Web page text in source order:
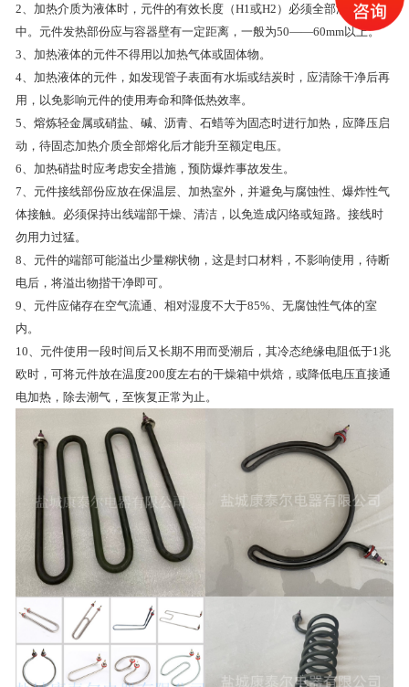
2、加热介质为液体时，元件的有效长度（H1或H2）必须全部浸在液体
中。元件发热部份应与容器壁有一定距离，一般为50——60mm以上。
3、加热液体的元件不得用以加热气体或固体物。
4、加热液体的元件，如发现管子表面有水垢或结炭时，应清除干净后再
用，以免影响元件的使用寿命和降低热效率。
5、熔炼轻金属或硝盐、碱、沥青、石蜡等为固态时进行加热，应降压启
动，待固态加热介质全部熔化后才能升至额定电压。
6、加热硝盐时应考虑安全措施，预防爆炸事故发生。
7、元件接线部份应放在保温层、加热室外，并避免与腐蚀性、爆炸性气
体接触。必须保持出线端部干燥、清洁，以免造成闪络或短路。接线时
勿用力过猛。
8、元件的端部可能溢出少量糊状物，这是封口材料，不影响使用，待断
电后，将溢出物揩干净即可。
9、元件应储存在空气流通、相对湿度不大于85%、无腐蚀性气体的室
内。
10、元件使用一段时间后又长期不用而受潮后，其冷态绝缘电阻低于1兆
欧时，可将元件放在温度200度左右的干燥箱中烘焙，或降低电压直接通
电加热，除去潮气，至恢复正常为止。